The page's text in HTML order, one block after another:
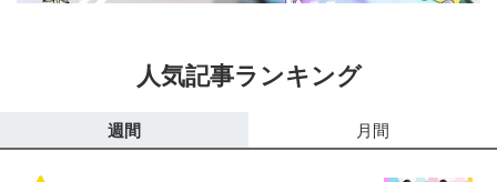
人気記事ランキング
週間 月間